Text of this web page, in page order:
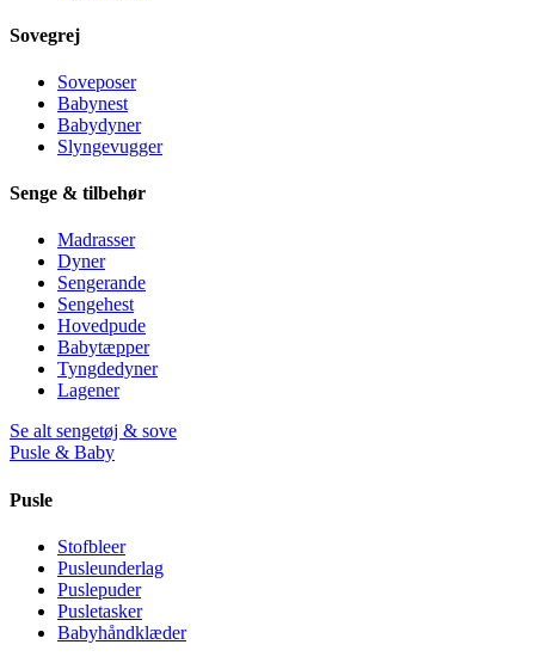
Sovegrej
Soveposer
Babynest
Babydyner
Slyngevugger
Senge & tilbehør
Madrasser
Dyner
Sengerande
Sengehest
Hovedpude
Babytæpper
Tyngdedyner
Lagener
Se alt sengetøj & sove
Pusle & Baby
Pusle
Stofbleer
Pusleunderlag
Puslepuder
Pusletasker
Babyhåndklæder